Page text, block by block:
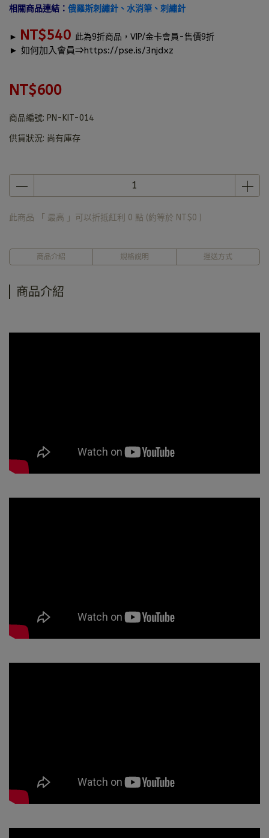
相關商品連結： 俄羅斯刺繡針、 水消筆、 刺繡針
► NT$540 此為9折商品， VIP/金卡會員-售價9折
► 如何加入會員⇒https://pse.is/3njdxz
NT$600
商品編號: PN-KIT-014
供貨狀況: 尚有庫存
此商品 「 最高 」可以折抵紅利 0 點 (約等於 NT$0 )
商品介紹 規格說明 運送方式
商品介紹